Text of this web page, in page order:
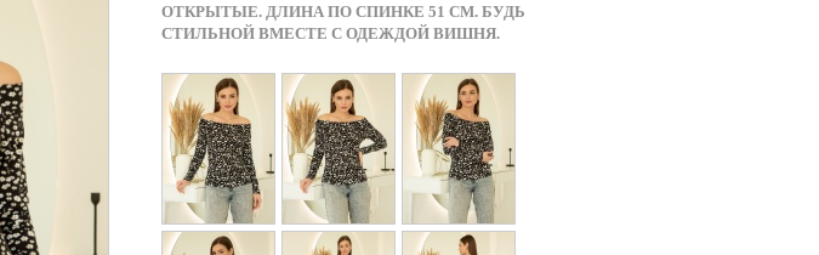
ОТКРЫТЫЕ. ДЛИНА ПО СПИНКЕ 51 СМ. БУДЬ
СТИЛЬНОЙ ВМЕСТЕ С ОДЕЖДОЙ ВИШНЯ.